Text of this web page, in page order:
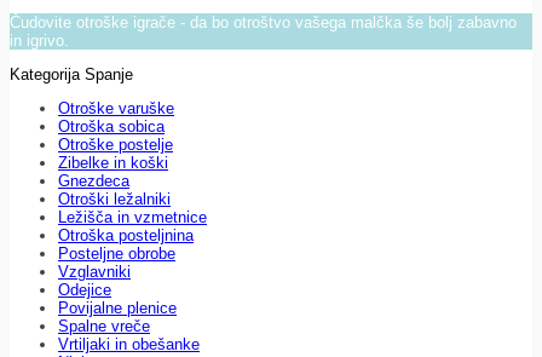
Čudovite otroške igrače - da bo otroštvo vašega malčka še bolj zabavno
in igrivo.
Kategorija Spanje
Otroške varuške
Otroška sobica
Otroške postelje
Zibelke in koški
Gnezdeca
Otroški ležalniki
Ležišča in vzmetnice
Otroška posteljnina
Posteljne obrobe
Vzglavniki
Odejice
Povijalne plenice
Spalne vreče
Vrtiljaki in obešanke